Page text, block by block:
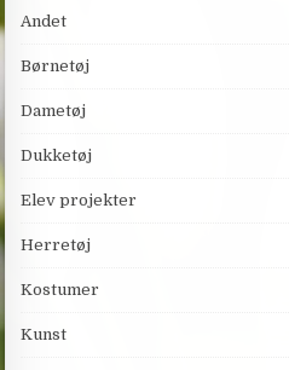
Andet
Børnetøj
Dametøj
Dukketøj
Elev projekter
Herretøj
Kostumer
Kunst